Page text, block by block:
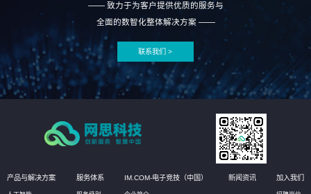
—— 致力于为客户提供优质的服务与
全面的数智化整体解决方案 ——
联系我们 >
产品与解决方案 服务体系 IM.COM-电子竞技（中国） 新闻资讯 加入我们